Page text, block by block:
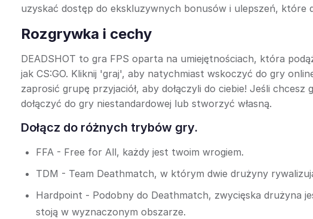
uzyskać dostęp do ekskluzywnych bonusów i ulepszeń, które
Rozgrywka i cechy
DEADSHOT to gra FPS oparta na umiejętnościach, która
jak CS:GO. Kliknij 'graj', aby natychmiast wskoczyć do gry
zaprosić grupę przyjaciół, aby dołączyli do ciebie! Jeśli
dołączyć do gry niestandardowej lub stworzyć własną.
Dołącz do różnych trybów gry.
FFA - Free for All, każdy jest twoim wrogiem.
TDM - Team Deathmatch, w którym dwie drużyny
Hardpoint - Podobny do Deathmatch, zwycięska drużyna
stoją w wyznaczonym obszarze.